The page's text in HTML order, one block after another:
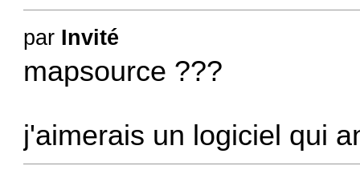
par Invité
mapsource ???
j'aimerais un logiciel qui